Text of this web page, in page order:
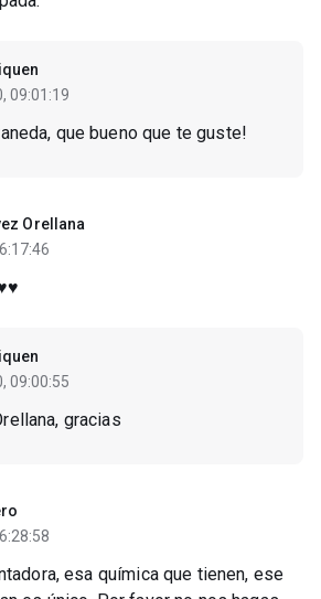
09:01:19
que bueno que te guste!
Orellana
09:00:55
gracias
esa química que tienen, ese